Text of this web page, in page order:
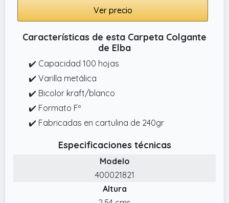
Ver precio
Características de esta Carpeta Colgante
de Elba
✔️ Capacidad 100 hojas
✔️ Varilla metálica
✔️ Bicolor kraft/blanco
✔️ Formato Fº
✔️ Fabricadas en cartulina de 240gr
Especificaciones técnicas
Modelo
400021821
Altura